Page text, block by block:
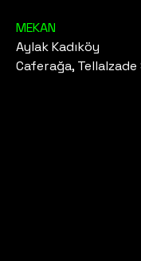
MEKAN
Aylak Kadıköy
Caferağa, Tellalzade